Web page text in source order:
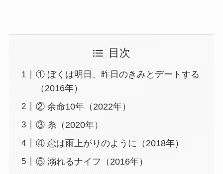
目次
① ぼくは明日、昨日のきみとデートする
（2016年）
② 余命10年（2022年）
③ 糸（2020年）
④ 恋は雨上がりのように（2018年）
⑤ 溺れるナイフ（2016年）